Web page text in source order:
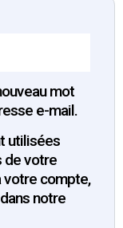
mot
e-mail.
utilisées
de votre
votre compte,
notre